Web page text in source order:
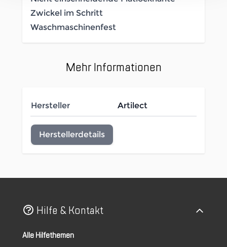
Zwickel im Schritt
Waschmaschinenfest
Mehr Informationen
Hersteller Artilect
Herstellerdetails
Hilfe & Kontakt
Alle Hilfethemen